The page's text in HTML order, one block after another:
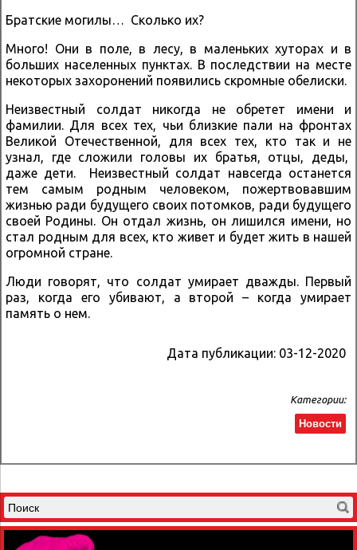
Братские могилы… Сколько их?
Много! Они в поле, в лесу, в маленьких хуторах и в
больших населенных пунктах. В последствии на месте
некоторых захоронений появились скромные обелиски.
Неизвестный солдат никогда не обретет имени и
фамилии. Для всех тех, чьи близкие пали на фронтах
Великой Отечественной, для всех тех, кто так и не
узнал, где сложили головы их братья, отцы, деды,
даже дети. Неизвестный солдат навсегда останется
тем самым родным человеком, пожертвовавшим
жизнью ради будущего своих потомков, ради будущего
своей Родины. Он отдал жизнь, он лишился имени, но
стал родным для всех, кто живет и будет жить в нашей
огромной стране.
Люди говорят, что солдат умирает дважды. Первый
раз, когда его убивают, а второй – когда умирает
память о нем.
Дата публикации: 03-12-2020
Категории:
Новости